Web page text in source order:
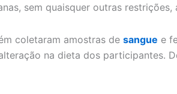
sem quaisquer outras
coletaram amostras de sangue e
na dieta dos participantes.